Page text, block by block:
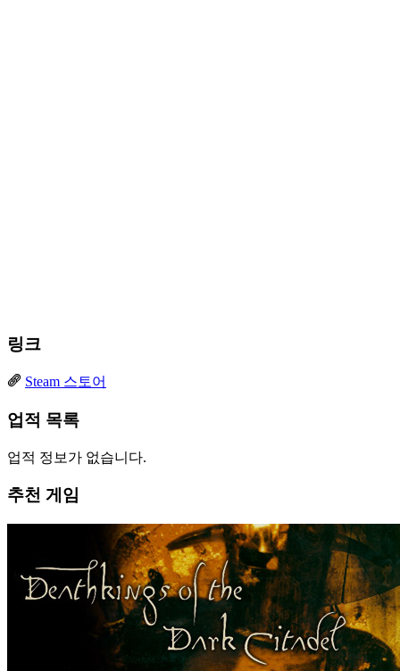
링크
Steam 스토어
업적 목록
업적 정보가 없습니다.
추천 게임